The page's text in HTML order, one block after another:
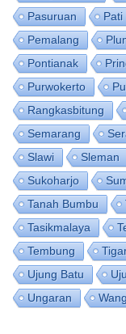
Pasuruan
Pati
Pemalang
Pontianak
Purwokerto
Rangkasbitung
Semarang
Slawi
Sleman
Sukoharjo
Tanah Bumbu
Tasikmalaya
Tembung
Ujung Batu
Ungaran